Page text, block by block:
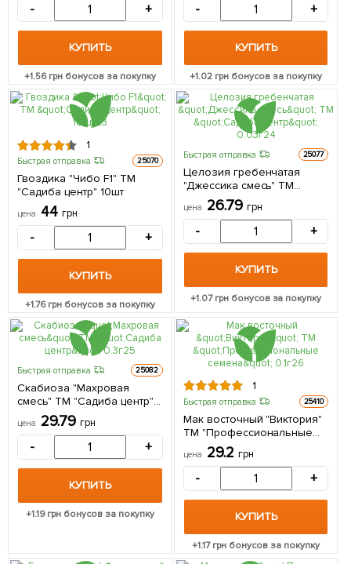
- +
КУПИТЬ
+1.56грн бонусов за покупку
- +
КУПИТЬ
+1.02 грн бонусов за покупку
1
Быстрая отправка 25070
Гвоздика "Чибо F1" ТМ
"Садиба центр" 10шт
цена 44 грн
- +
КУПИТЬ
+1.76грн бонусов за покупку
Быстрая отправка 25077
Целозия гребенчатая
"Джессика смесь" ТМ
"Садиба центр" 0.03г
цена 26.79 грн
- +
КУПИТЬ
+1.07грн бонусов за покупку
Быстрая отправка 25082
Скабиоза "Махровая
смесь" ТМ "Садиба центр"
цена 29.79 грн
- +
КУПИТЬ
+1.19грн бонусов за покупку
1
Быстрая отправка 25410
Мак восточный "Виктория"
ТМ "Профессиональные
семена" 0.1г
цена 29.2 грн
- +
КУПИТЬ
+1.17грн бонусов за покупку